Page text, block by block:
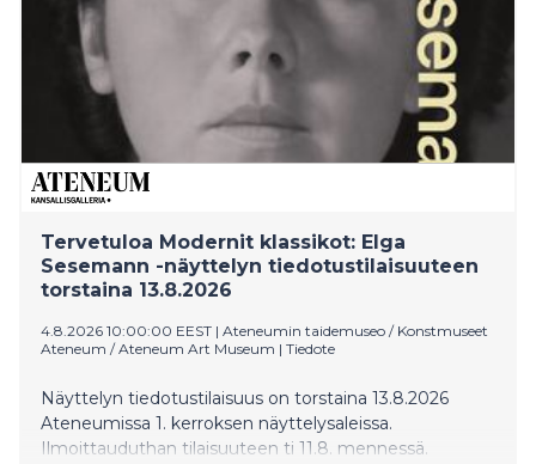
käyttölupavaiheeseen.
Tervetuloa Modernit klassikot: Elga
Sesemann -näyttelyn tiedotustilaisuuteen
torstaina 13.8.2026
4.8.2026 10:00:00 EEST | Ateneumin taidemuseo / Konstmuseet
Ateneum / Ateneum Art Museum | Tiedote
Näyttelyn tiedotustilaisuus on torstaina 13.8.2026
Ateneumissa 1. kerroksen näyttelysaleissa.
Ilmoittauduthan tilaisuuteen ti 11.8. mennessä.